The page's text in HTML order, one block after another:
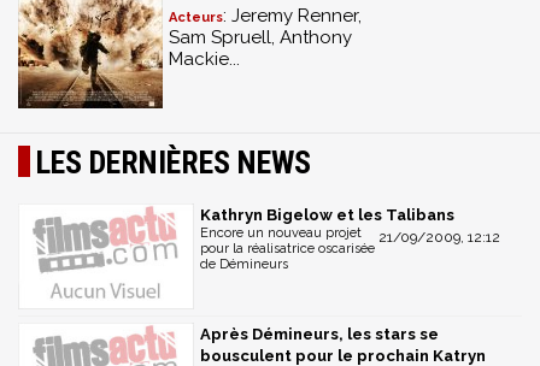
Acteurs: Jeremy Renner,
Sam Spruell, Anthony
Mackie...
LES DERNIÈRES NEWS
Kathryn Bigelow et les Talibans
21/09/2009, 12:12
Encore un nouveau projet
pour la réalisatrice oscarisée
de Démineurs
Après Démineurs, les stars se
bousculent pour le prochain Katryn